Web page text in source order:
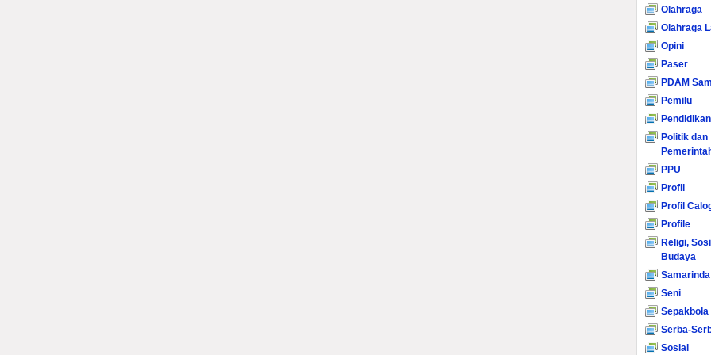
Olahraga
Olahraga
Opini
Paser
PDAM
Pemilu
Pendidikan
Politik dan
PPU
Profil
Profil
Profile
Religi,
Budaya
Samarinda
Seni
Sepakbola
Serba-
Sosial